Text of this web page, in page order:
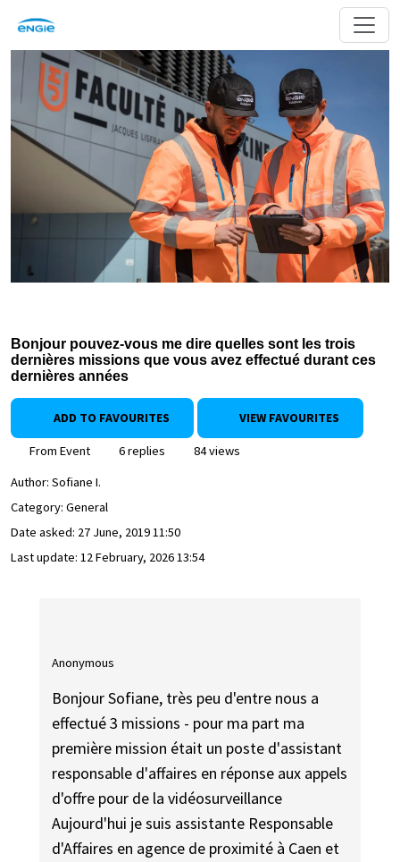
Bonjour pouvez-vous me dire quelles sont les trois
dernières missions que vous avez effectué durant ces
dernières années
ADD TO FAVOURITES VIEW FAVOURITES
From Event 6 replies
84 views
Author: Sofiane I.
Category: General
Date asked: 27 June, 2019 11:50
Last update: 12 February, 2026 13:54
Anonymous
Bonjour Sofiane, très peu d'entre nous a
effectué 3 missions - pour ma part ma
première mission était un poste d'assistant
responsable d'affaires en réponse aux appels
d'offre pour de la vidéosurveillance
Aujourd'hui je suis assistante Responsable
d'Affaires en agence de proximité à Caen et